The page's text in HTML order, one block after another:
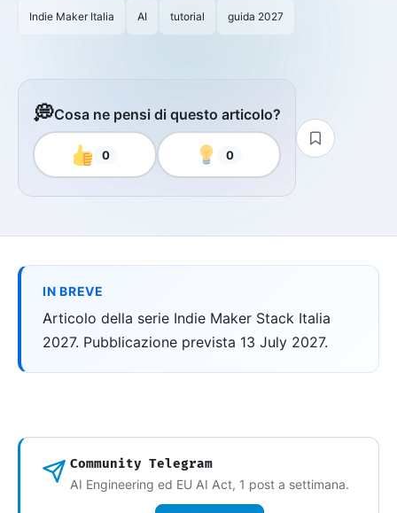
Indie Maker Italia AI tutorial guida 2027
💭Cosa ne pensi di questo articolo?
0 0
IN BREVE
Articolo della serie Indie Maker Stack Italia
2027. Pubblicazione prevista 13 July 2027.
Community Telegram
AI Engineering ed EU AI Act, 1 post a settimana.